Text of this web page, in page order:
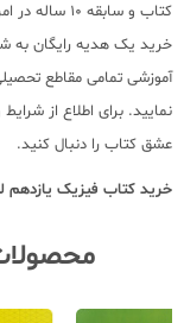
کتاب و
خرید یک هدیه رایگان به
آموزشی تمامی مقاطع
نمایید. برای اطلاع از
عشق کتاب را دنبال کنید.
خرید کتاب فیزیک یازدهم